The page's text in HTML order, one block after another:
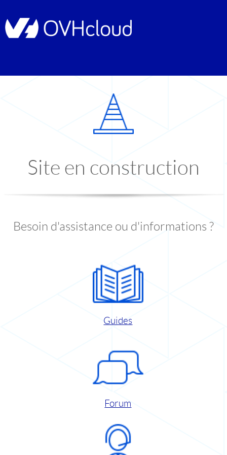
Site en construction
Besoin d'assistance ou d'informations ?
Guides
Forum